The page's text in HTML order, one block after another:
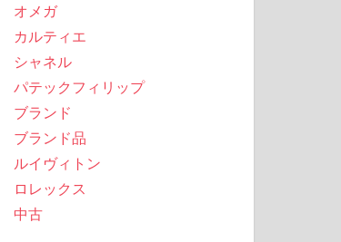
オメガ
カルティエ
シャネル
パテックフィリップ
ブランド
ブランド品
ルイヴィトン
ロレックス
中古